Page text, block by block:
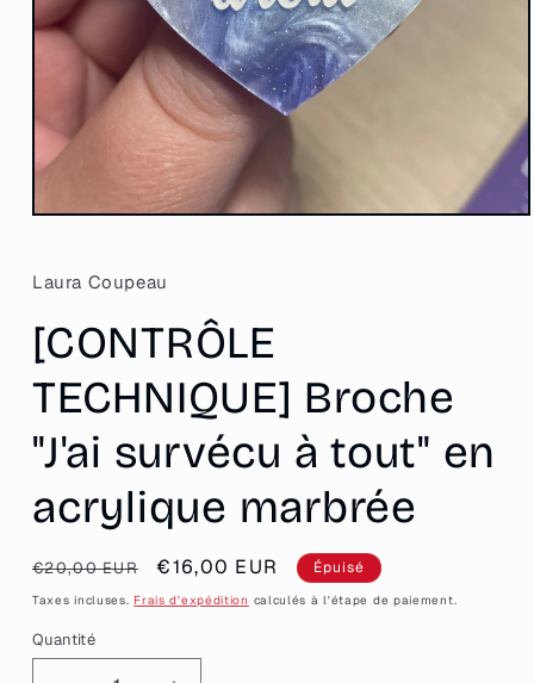
Ouvrir
1
dans
fenêtre
modale
Laura Coupeau
[CONTRÔLE
TECHNIQUE] Broche
"J'ai survécu à tout" en
acrylique marbrée
Prix
habituel
€20,00 EUR
Prix
promotionnel
€16,00 EUR Épuisé
Taxes incluses. Frais d'expédition calculés à l'étape de paiement.
Quantité
Quantité